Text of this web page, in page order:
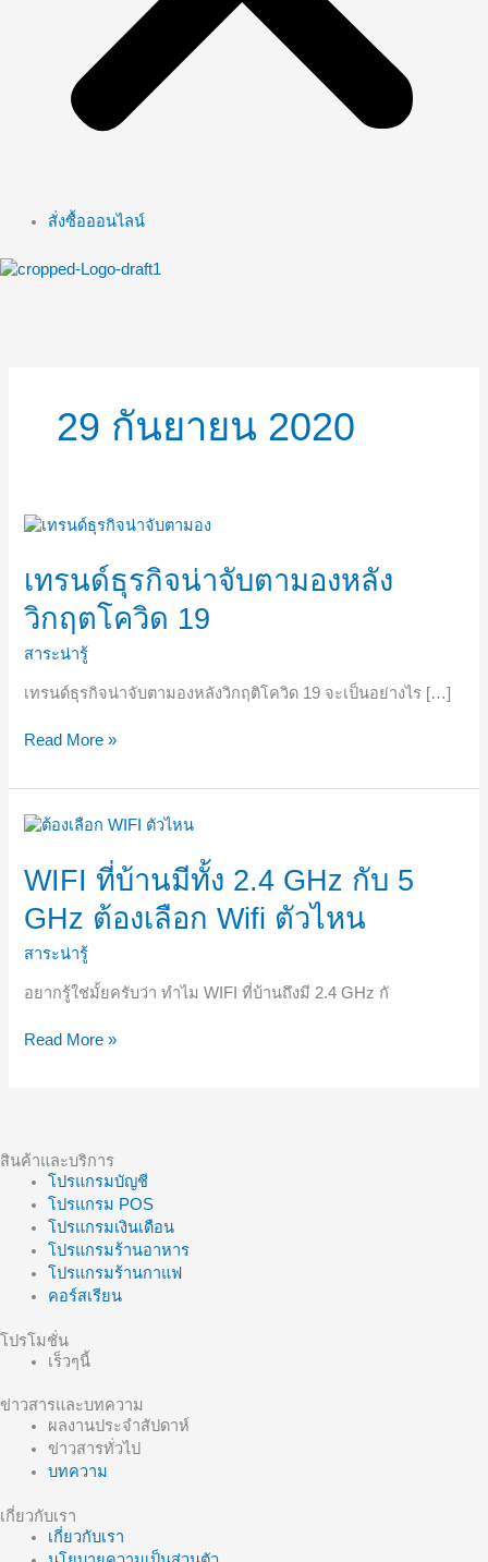
สั่งซื้อออนไลน์
29 กันยายน 2020
เทรนด์ธุรกิจน่าจับตามองหลัง
วิกฤตโควิด 19
สาระน่ารู้
เทรนด์ธุรกิจน่าจับตามองหลังวิกฤติโควิด 19 จะเป็นอย่างไร […]
เท
ธุรกิจ
น่า
จับตา
หลัง
วิด
Read More »
WIFI ที่บ้านมีทั้ง 2.4 GHz กับ 5
GHz ต้องเลือก Wifi ตัวไหน
สาระน่ารู้
อยากรู้ใช่มั้ยครับว่า ทำไม WIFI ที่บ้านถึงมี 2.4 GHz กั
WIFI
บ้าน
มี
ทั้ง
GHz
GHz
Read More »
สินค้าและบริการ
โปรแกรมบัญชี
โปรแกรม POS
โปรแกรมเงินเดือน
โปรแกรมร้านอาหาร
โปรแกรมร้านกาแฟ
คอร์สเรียน
โปรโมชั่น
เร็วๆนี้
ข่าวสารและบทความ
ผลงานประจำสัปดาห์
ข่าวสารทั่วไป
บทความ
เกี่ยวกับเรา
เกี่ยวกับเรา